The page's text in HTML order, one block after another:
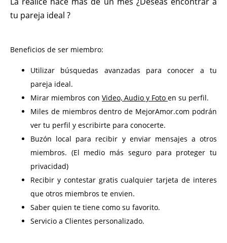
tu pareja ideal ?
Beneficios de ser miembro:
Utilizar búsquedas avanzadas para conocer a tu
pareja ideal.
Mirar miembros con Video, Audio y Foto en su perfil.
Miles de miembros dentro de MejorAmor.com podrán
ver tu perfil y escribirte para conocerte.
Buzón local para recibir y enviar mensajes a otros
miembros. (El medio más seguro para proteger tu
privacidad)
Recibir y contestar gratis cualquier tarjeta de interes
que otros miembros te envien.
Saber quien te tiene como su favorito.
Servicio a Clientes personalizado.